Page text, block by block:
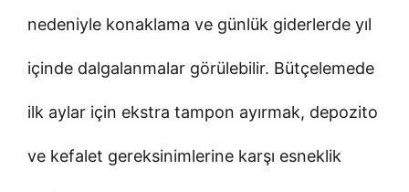
nedeniyle konaklama ve günlük giderlerde yıl
içinde dalgalanmalar görülebilir. Bütçelemede
ilk aylar için ekstra tampon ayırmak, depozito
ve kefalet gereksinimlerine karşı esneklik